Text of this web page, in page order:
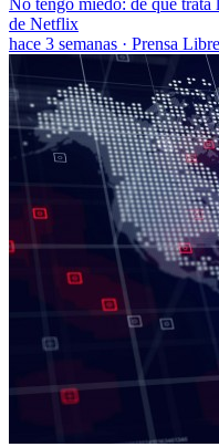
No tengo miedo: de qué
de Netflix
hace 3 semanas · Prensa Libre